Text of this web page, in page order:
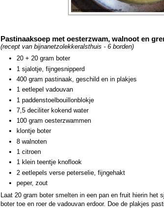
Pastinaaksoep met oesterzwam, walnoot en
(recept van bijnanetzolekkeralsthuis - 6 borden)
20 + 20 gram boter
1 sjalotje, fijngesnipperd
400 gram pastinaak, geschild en in plakjes
1 eetlepel vadouvan
1 paddenstoelbouillonblokje
7,5 deciliter kokend water
100 gram oesterzwammen
klontje boter
8 walnoten
1 citroen
1 klein teentje knoflook
2 eetlepels verse peterselie, fijngehakt
peper, zout
Laat 20 gram boter smelten in een pan en fruit hierin het
boter toe en roer de vadouvan erdoor. Doe de plakjes